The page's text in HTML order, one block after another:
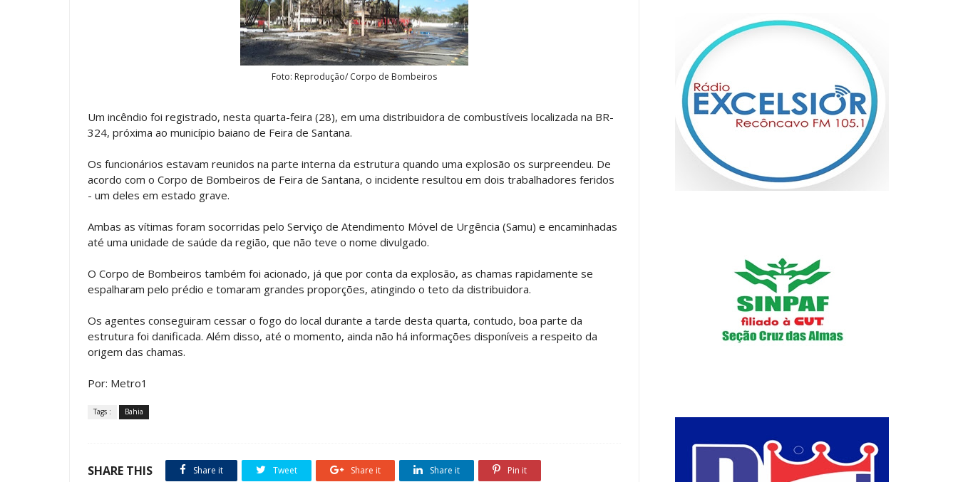
Foto: Reprodução/ Corpo de Bombeiros
Um incêndio foi registrado, nesta quarta-feira (28), em uma distribuidora de combustíveis localizada na BR-
324, próxima ao município baiano de Feira de Santana.
Os funcionários estavam reunidos na parte interna da estrutura quando uma explosão os surpreendeu. De
acordo com o Corpo de Bombeiros de Feira de Santana, o incidente resultou em dois trabalhadores feridos
- um deles em estado grave.
Ambas as vítimas foram socorridas pelo Serviço de Atendimento Móvel de Urgência (Samu) e encaminhadas
até uma unidade de saúde da região, que não teve o nome divulgado.
O Corpo de Bombeiros também foi acionado, já que por conta da explosão, as chamas rapidamente se
espalharam pelo prédio e tomaram grandes proporções, atingindo o teto da distribuidora.
Os agentes conseguiram cessar o fogo do local durante a tarde desta quarta, contudo, boa parte da
estrutura foi danificada. Além disso, até o momento, ainda não há informações disponíveis a respeito da
origem das chamas.
Por: Metro1
Tags : Bahia
SHARE THIS Share it Tweet Share it Share it Pin it